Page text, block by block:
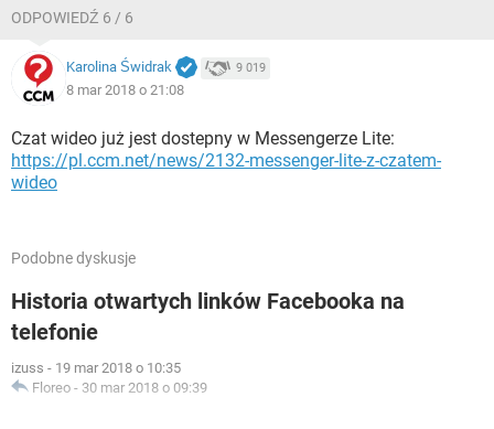
ODPOWIEDŹ 6 / 6
Karolina Świdrak 9 019
8 mar 2018 o 21:08
Czat wideo już jest dostepny w Messengerze Lite:
https://pl.ccm.net/news/2132-messenger-lite-z-czatem-
wideo
Podobne dyskusje
Historia otwartych linków Facebooka na
telefonie
izuss - 19 mar 2018 o 10:35
Floreo - 30 mar 2018 o 09:39